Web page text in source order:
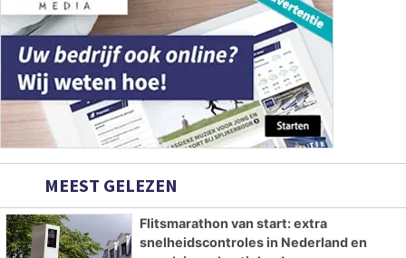
MEEST GELEZEN
Flitsmarathon van start: extra
snelheidscontroles in Nederland en